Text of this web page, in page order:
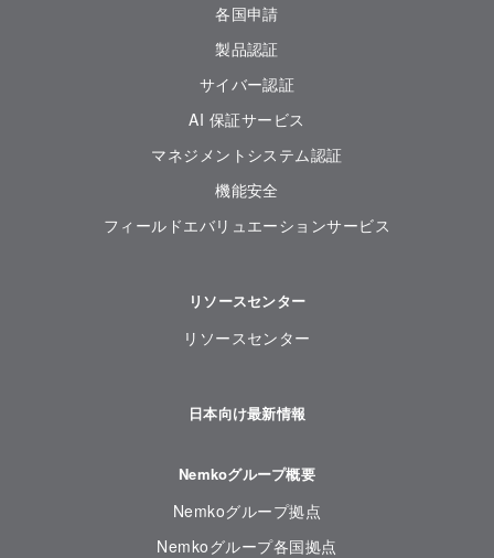
各国申請
製品認証
サイバー認証
AI 保証サービス
マネジメントシステム認証
機能安全
フィールドエバリュエーションサービス
リソースセンター
リソースセンター
日本向け最新情報
Nemkoグループ概要
Nemkoグループ拠点
Nemkoグループ各国拠点